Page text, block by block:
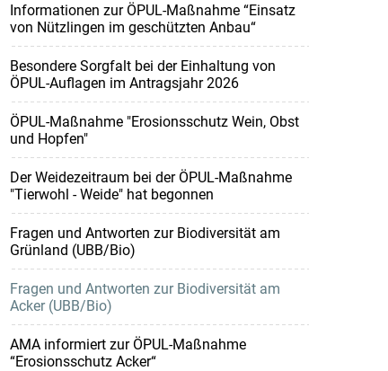
Informationen zur ÖPUL-Maßnahme “Einsatz
von Nützlingen im geschützten Anbau“
Besondere Sorgfalt bei der Einhaltung von
ÖPUL-Auflagen im Antragsjahr 2026
ÖPUL-Maßnahme "Erosionsschutz Wein, Obst
und Hopfen"
Der Weidezeitraum bei der ÖPUL-Maßnahme
"Tierwohl - Weide" hat begonnen
Fragen und Antworten zur Biodiversität am
Grünland (UBB/Bio)
Fragen und Antworten zur Biodiversität am
Acker (UBB/Bio)
AMA informiert zur ÖPUL-Maßnahme
“Erosionsschutz Acker“